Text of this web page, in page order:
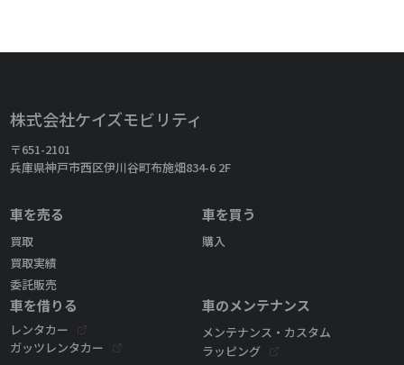
株式会社ケイズモビリティ
〒651-2101
兵庫県神戸市西区伊川谷町布施畑834-6 2F
車を売る
買取
買取実績
委託販売
車を買う
購入
車を借りる
レンタカー
ガッツレンタカー
車のメンテナンス
メンテナンス・カスタム
ラッピング